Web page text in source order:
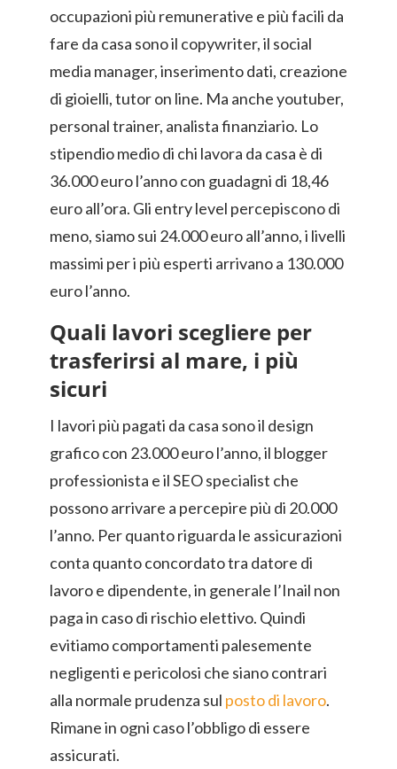
occupazioni più remunerative e più facili da
fare da casa sono il copywriter, il social
media manager, inserimento dati, creazione
di gioielli, tutor on line. Ma anche youtuber,
personal trainer, analista finanziario. Lo
stipendio medio di chi lavora da casa è di
36.000 euro l’anno con guadagni di 18,46
euro all’ora. Gli entry level percepiscono di
meno, siamo sui 24.000 euro all’anno, i livelli
massimi per i più esperti arrivano a 130.000
euro l’anno.
Quali lavori scegliere per
trasferirsi al mare, i più
sicuri
I lavori più pagati da casa sono il design
grafico con 23.000 euro l’anno, il blogger
professionista e il SEO specialist che
possono arrivare a percepire più di 20.000
l’anno. Per quanto riguarda le assicurazioni
conta quanto concordato tra datore di
lavoro e dipendente, in generale l’Inail non
paga in caso di rischio elettivo. Quindi
evitiamo comportamenti palesemente
negligenti e pericolosi che siano contrari
alla normale prudenza sul posto di lavoro.
Rimane in ogni caso l’obbligo di essere
assicurati.